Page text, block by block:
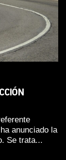
anunciado la
Se trata...